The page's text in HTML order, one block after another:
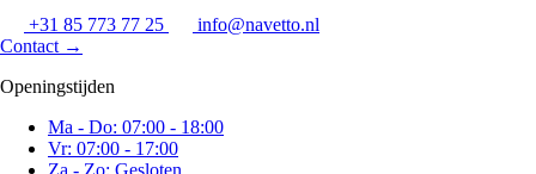
+31 85 773 77 25
info@navetto.nl
Contact →
Openingstijden
Ma - Do: 07:00 - 18:00
Vr: 07:00 - 17:00
Za - Zo: Gesloten